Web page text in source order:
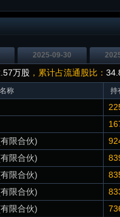
2025-09-30
万股 ，累计占流通股比：
称 持
限合伙)
限合伙)
限合伙)
限合伙)
限合伙)